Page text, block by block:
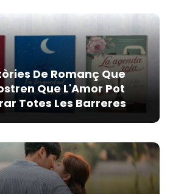
De Romanç Que
Que L'Amor Pot
Totes Les Barreres